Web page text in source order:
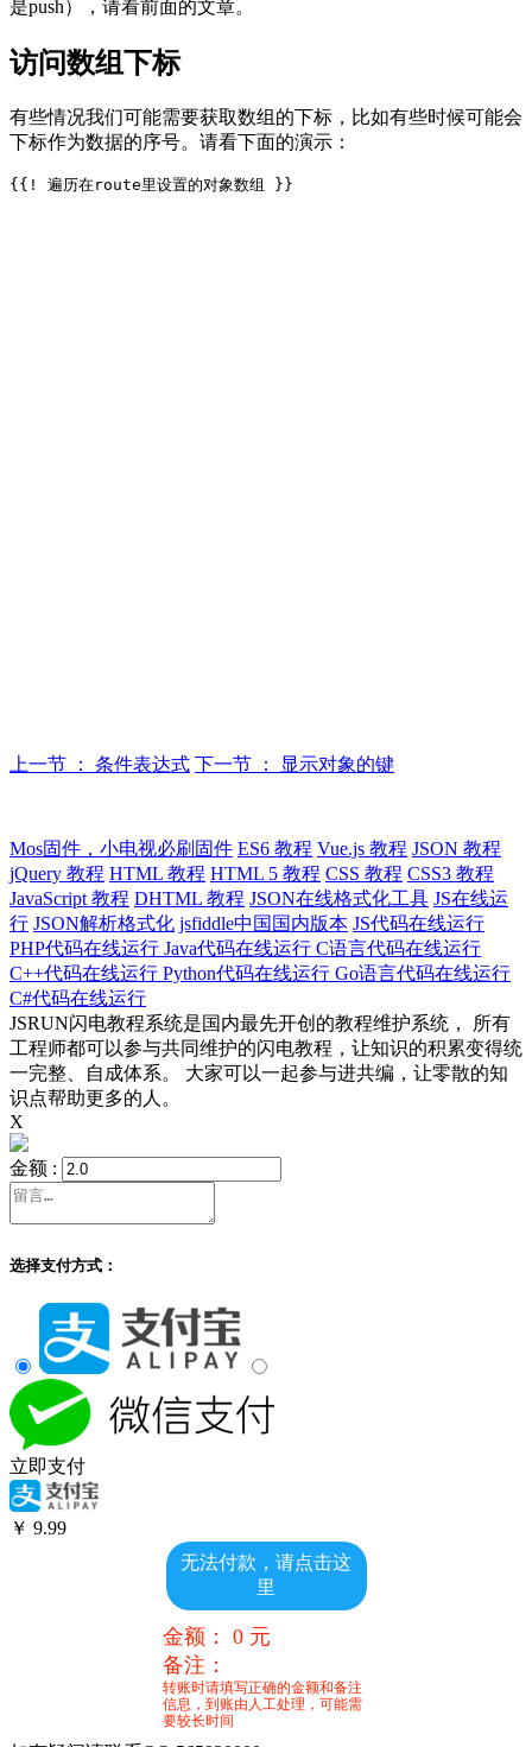
是push），请看前面的文章。
访问数组下标
有些情况我们可能需要获取数组的下标，比如有些时候可能会
下标作为数据的序号。请看下面的演示：
上一节 ： 条件表达式 下一节 ： 显示对象的键
Mos固件，小电视必刷固件 ES6 教程 Vue.js 教程 JSON 教程
jQuery 教程 HTML 教程 HTML 5 教程 CSS 教程 CSS3 教程
JavaScript 教程 DHTML 教程 JSON在线格式化工具 JS在线运
行 JSON解析格式化 jsfiddle中国国内版本 JS代码在线运行
PHP代码在线运行 Java代码在线运行 C语言代码在线运行
C++代码在线运行 Python代码在线运行 Go语言代码在线运行
C#代码在线运行
JSRUN闪电教程系统是国内最先开创的教程维护系统， 所有
工程师都可以参与共同维护的闪电教程，让知识的积累变得统
一完整、自成体系。 大家可以一起参与进共编，让零散的知
识点帮助更多的人。
X
金额 :
选择支付方式：
立即支付
￥ 9.99
无法付款，请点击这
里
金额： 0元
备注：
转账时请填写正确的金额和备注
信息，到账由人工处理，可能需
要较长时间